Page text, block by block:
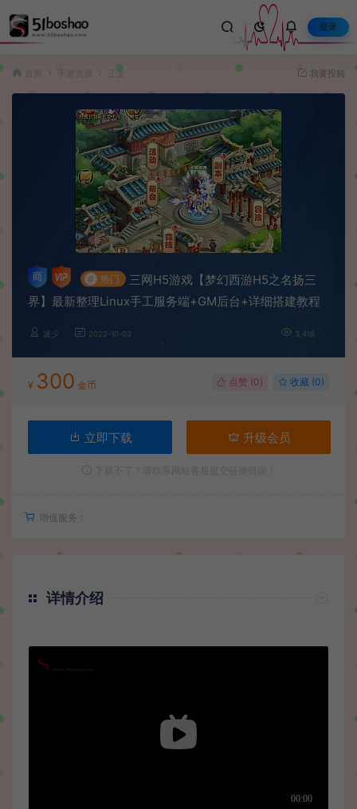
登录
手游资源 正文 我要投稿
# 热门
三网H5游戏【梦幻西游H5之名扬三
界】最新整理Linux手工服务端+GM后台+详细搭建教程
波少 2022-10-03 3,418
¥ 300 金币 点赞 (0) 收藏 (0)
立即下载 升级会员
增值服务：
详情介绍